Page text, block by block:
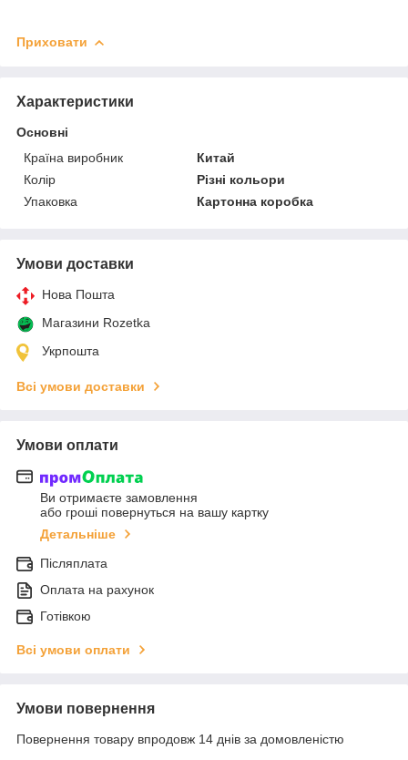
Приховати
Характеристики
Основні
Країна виробник
Китай
Колір
Різні кольори
Упаковка
Картонна коробка
Умови доставки
Нова Пошта
Магазини Rozetka
Укрпошта
Всі умови доставки
Умови оплати
Ви отримаєте замовлення
або гроші повернуться на вашу картку
Детальніше
Післяплата
Оплата на рахунок
Готівкою
Всі умови оплати
Умови повернення
Повернення товару впродовж 14 днів за домовленістю